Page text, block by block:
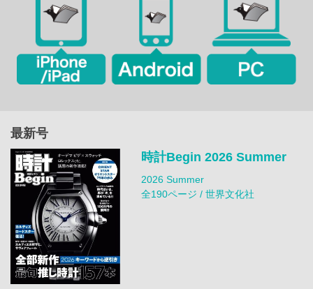
最新号
時計Begin 2026 Summer
2026 Summer
全190ページ / 世界文化社